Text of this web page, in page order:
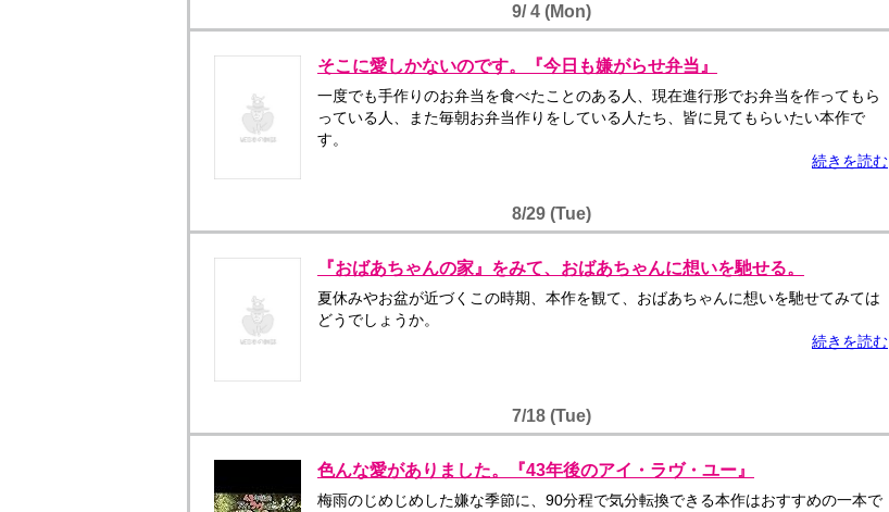
9/ 4 (Mon)
そこに愛しかないのです。『今日も嫌がらせ弁当』
一度でも手作りのお弁当を食べたことのある人、現在進行形でお弁当を作ってもら
っている人、また毎朝お弁当作りをしている人たち、皆に見てもらいたい本作で
す。
続きを読む
8/29 (Tue)
『おばあちゃんの家』をみて、おばあちゃんに想いを馳せる。
夏休みやお盆が近づくこの時期、本作を観て、おばあちゃんに想いを馳せてみては
どうでしょうか。
続きを読む
7/18 (Tue)
色んな愛がありました。『43年後のアイ・ラヴ・ユー』
梅雨のじめじめした嫌な季節に、90分程で気分転換できる本作はおすすめの一本で